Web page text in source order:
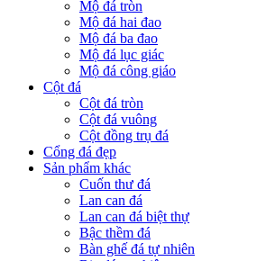
Mộ đá tròn
Mộ đá hai đao
Mộ đá ba đao
Mộ đá lục giác
Mộ đá công giáo
Cột đá
Cột đá tròn
Cột đá vuông
Cột đồng trụ đá
Cổng đá đẹp
Sản phẩm khác
Cuốn thư đá
Lan can đá
Lan can đá biệt thự
Bậc thềm đá
Bàn ghế đá tự nhiên